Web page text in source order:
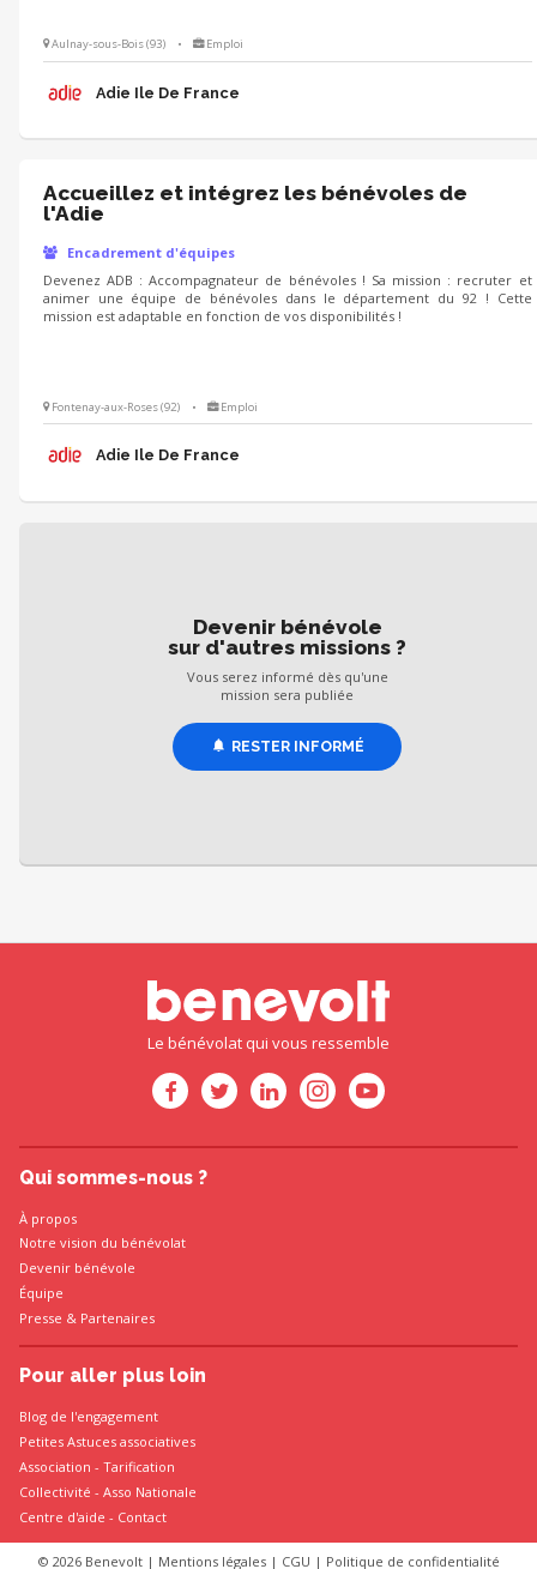
Aulnay-sous-Bois (93) • Emploi
Adie Ile De France
Accueillez et intégrez les bénévoles de
l'Adie
Encadrement d'équipes
Devenez ADB : Accompagnateur de bénévoles ! Sa mission : recruter et
animer une équipe de bénévoles dans le département du 92 ! Cette
mission est adaptable en fonction de vos disponibilités !
Fontenay-aux-Roses (92) • Emploi
Adie Ile De France
Devenir bénévole
sur d'autres missions ?
Vous serez informé dès qu'une
mission sera publiée
RESTER INFORMÉ
Le bénévolat qui vous ressemble
Qui sommes-nous ?
À propos
Notre vision du bénévolat
Devenir bénévole
Équipe
Presse & Partenaires
Pour aller plus loin
Blog de l'engagement
Petites Astuces associatives
Association - Tarification
Collectivité - Asso Nationale
Centre d'aide - Contact
© 2026 Benevolt | Mentions légales| CGU | Politique de confidentialité